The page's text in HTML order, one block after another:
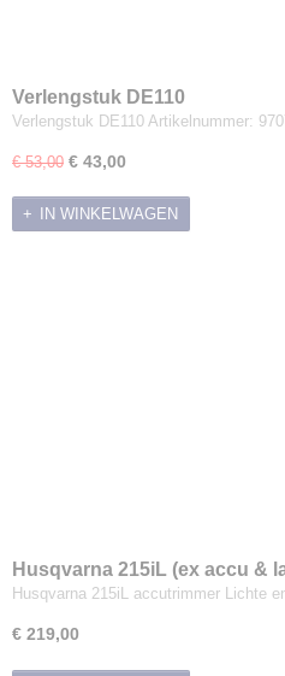
Verlengstuk DE110
Verlengstuk DE110 Artikelnummer:
€ 53,00 € 43,00
IN WINKELWAGEN
Husqvarna 215iL (ex accu &
Husqvarna 215iL accutrimmer Lichte
€ 219,00